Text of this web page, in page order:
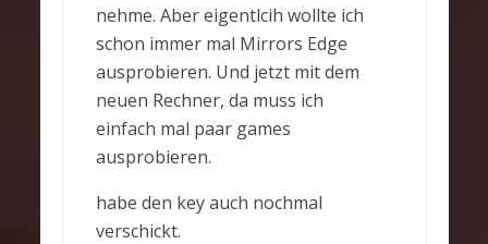
nehme. Aber eigentlcih wollte ich
schon immer mal Mirrors Edge
ausprobieren. Und jetzt mit dem
neuen Rechner, da muss ich
einfach mal paar games
ausprobieren.
habe den key auch nochmal
verschickt.